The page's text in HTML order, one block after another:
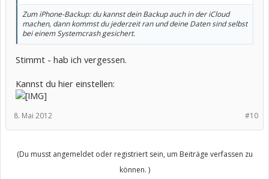
Zum iPhone-Backup: du kannst dein Backup auch in der iCloud
machen, dann kommst du jederzeit ran und deine Daten sind selbst
bei einem Systemcrash gesichert.
Stimmt - hab ich vergessen.
Kannst du hier einstellen:
#10
8. Mai 2012
(Du musst angemeldet oder registriert sein, um Beiträge verfassen zu
können. )